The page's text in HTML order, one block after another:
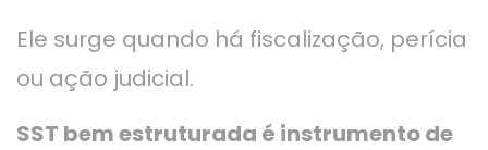
Ele surge quando há fiscalização, perícia
ou ação judicial.
SST bem estruturada é instrumento de